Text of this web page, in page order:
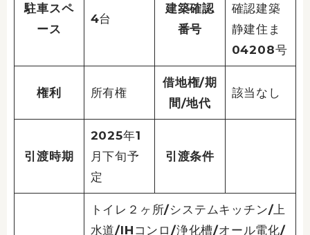
駐車スペ
ース
4台
建築確認
番号
確認建築
静建住ま
04208号
権利 所有権
借地権/期
間/地代
該当なし
引渡時期
2025年1
月下旬予
定
引渡条件
トイレ２ヶ所/システムキッチン/上
水道/IHコンロ/浄化槽/オール電化/